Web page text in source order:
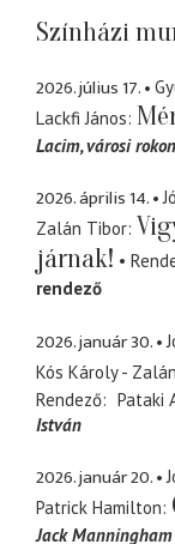
Színházi
2026. július 17.
Lackfi János
Lacim városi
2026. április 14.
Zalán Tibor
járnak!
rendező
2026. január 30.
Kós Károly -
Rendező
Pataki
István
2026. január 20.
Patrick Hamilton
Jack Manningham